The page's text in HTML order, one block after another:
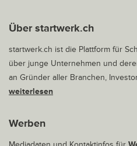
Über startwerk.ch
startwerk.ch ist die Plattform für
über junge Unternehmen und
an Gründer aller Branchen,
weiterlesen
Werben